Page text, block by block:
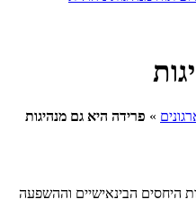
» פרידה היא גם מנהיגות